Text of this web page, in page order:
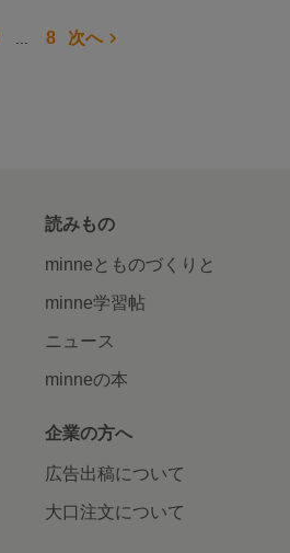
8 次へ
読みもの
minneとものづくりと
minne学習帖
ニュース
minneの本
企業の方へ
広告出稿について
大口注文について